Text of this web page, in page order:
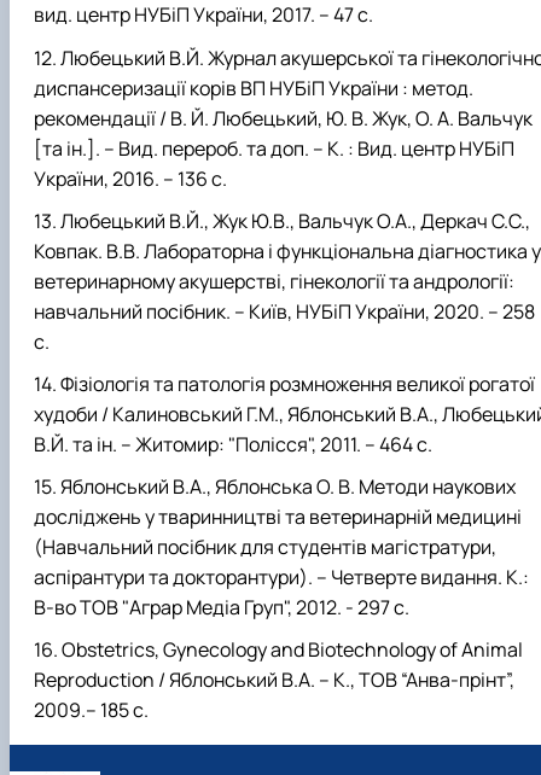
вид. центр НУБіП України, 2017. – 47 с.
Любецький В.Й. Журнал акушерської та
диспансеризації корів ВП НУБіП України : метод.
рекомендації / В. Й. Любецький, Ю. В. Жук, О. А. Вальчук
[та ін.]. – Вид. перероб. та доп. – К. : Вид. центр НУБіП
України, 2016. – 136 с.
Любецький В.Й., Жук Ю.В., Вальчук О.А., Деркач С.С.,
Ковпак. В.В. Лабораторна і функціональна діагностика у
ветеринарному акушерстві, гінекології та андрології:
навчальний посібник. – Київ, НУБіП України, 2020. – 258
с.
Фізіологія та патологія розмноження великої рогатої
худоби / Калиновський Г.М., Яблонський В.А.,
В.Й. та ін. – Житомир: "Полісся", 2011. – 464 с.
Яблонський В.А., Яблонська О. В. Методи наукових
досліджень у тваринництві та ветеринарній медицині
(Навчальний посібник для студентів магістратури,
аспірантури та докторантури). – Четверте видання. К.:
В-во ТОВ "Аграр Медіа Груп", 2012. - 297 с.
Obstetrics, Gynecology аnd Biotechnology of Animal
Reproduction / Яблонський В.А. – К., ТОВ “Анва-прінт”,
2009.– 185 с.